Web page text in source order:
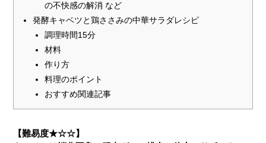
の不快感の解消 など
発酵キャベツと鶏ささみの中華サラダレシピ
調理時間15分
材料
作り方
料理のポイント
おすすめ関連記事
【難易度★☆☆】